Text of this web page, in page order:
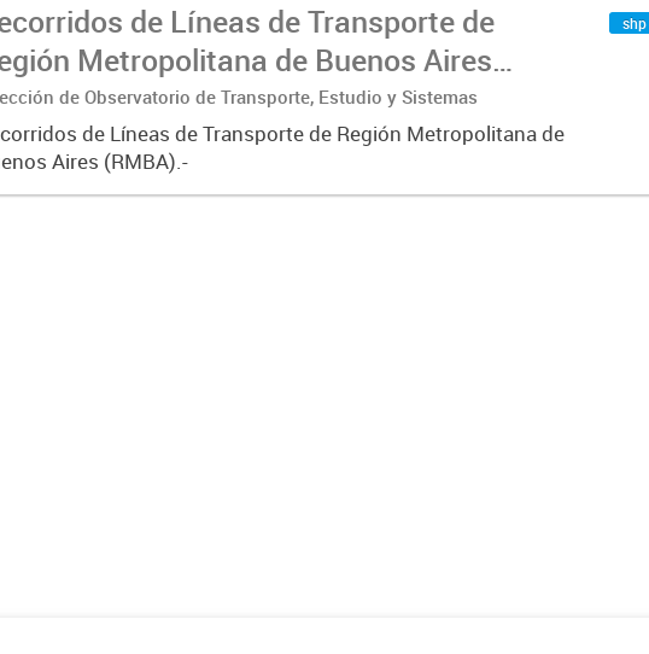
de Líneas de Transporte de
Metropolitana de Buenos Aires
de Observatorio de Transporte, Estudio y Sistemas
de Líneas de Transporte de Región Metropolitana de
Aires (RMBA).-
shp